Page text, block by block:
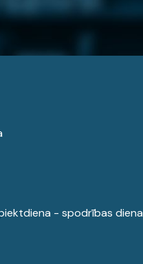
- spodrības diena